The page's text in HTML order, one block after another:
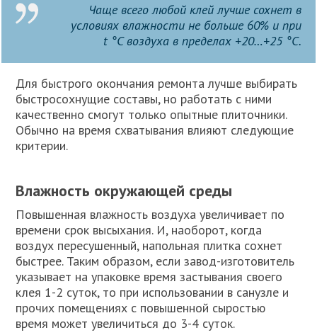
Чаще всего любой клей лучше сохнет в
условиях влажности не больше 60% и при
t °C воздуха в пределах +20…+25 °C.
Для быстрого окончания ремонта лучше выбирать
быстросохнущие составы, но работать с ними
качественно смогут только опытные плиточники.
Обычно на время схватывания влияют следующие
критерии.
Влажность окружающей среды
Повышенная влажность воздуха увеличивает по
времени срок высыхания. И, наоборот, когда
воздух пересушенный, напольная плитка сохнет
быстрее. Таким образом, если завод-изготовитель
указывает на упаковке время застывания своего
клея 1-2 суток, то при использовании в санузле и
прочих помещениях с повышенной сыростью
время может увеличиться до 3-4 суток.